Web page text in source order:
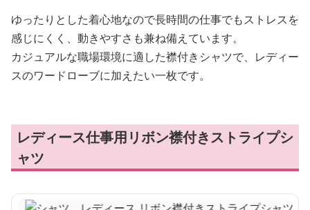
ゆったりとした着心地なので長時間の仕事でもストレスを
感じにくく、動きやすさも兼ね備えています。
カジュアルな職場環境に適した襟付きシャツで、レディー
スのワードローブに加えたい一枚です。
レディース仕事用リボン襟付きストライプシ
ャツ